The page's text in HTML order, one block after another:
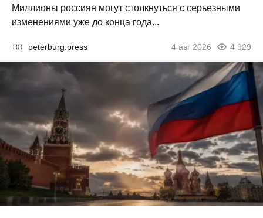
Миллионы россиян могут столкнуться с серьезными
изменениями уже до конца года...
peterburg.press 4 авг 2026 4 929